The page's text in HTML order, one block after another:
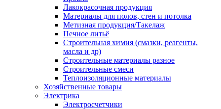
Лакокрасочная продукция
Материалы для полов, стен и потолка
Метизная продукция/Такелаж
Печное литьё
Строительная химия (смазки, реагенты,
масла и др)
Строительные материалы разное
Строительные смеси
Теплоизоляционные материалы
Хозяйственные товары
Электрика
Электросчетчики